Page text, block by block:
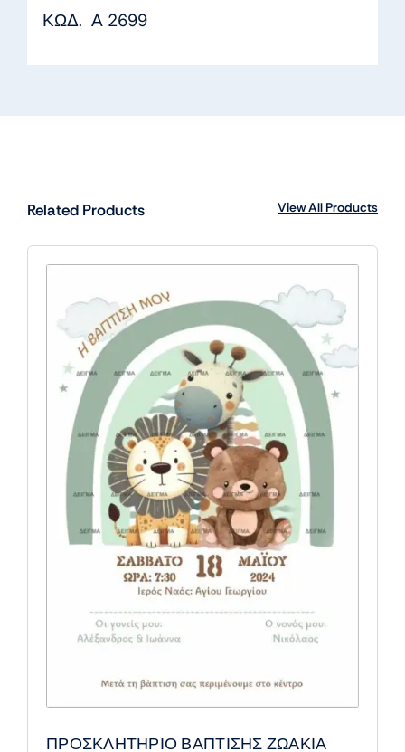
ΚΩΔ. Α 2699
Related Products View All Products
ΠΡΟΣΚΛΗΤΗΡΙΟ ΒΑΠΤΙΣΗΣ ΖΩΑΚΙΑ